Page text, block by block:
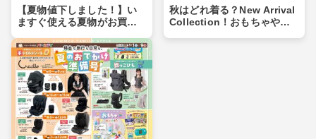
【夏物値下しました！】い
ますぐ使える夏物がお買い
チャンス！
秋はどれ着る？New Arrival
Collection！おもちゃや食